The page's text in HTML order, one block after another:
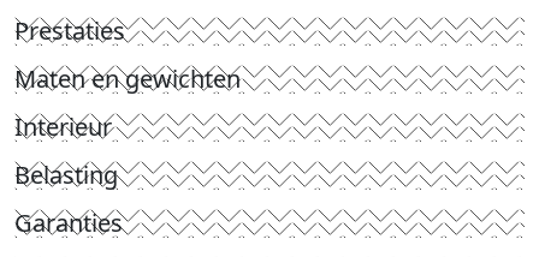
Prestaties
Maten en gewichten
Interieur
Belasting
Garanties